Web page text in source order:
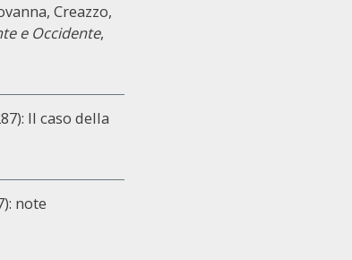
Creazzo,
e Occidente,
Il caso della
note